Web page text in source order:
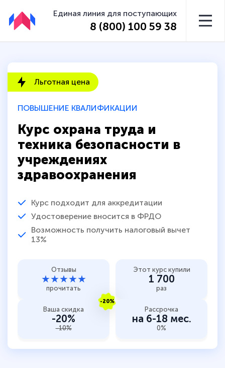
Единая линия для поступающих
8 (800) 100 59 38
ПОВЫШЕНИЕ КВАЛИФИКАЦИИ
Курс охрана труда и
техника безопасности в
учреждениях
здравоохранения
Курс подходит для аккредитации
Удостоверение вносится в ФРДО
Возможность получить налоговый вычет
13%
Льготная цена
Отзывы
★★★★★
прочитать
Этот курс купили
1 700
раз
-20%
Ваша скидка
-20%
-10%
Рассрочка
на 6-18 мес.
0%